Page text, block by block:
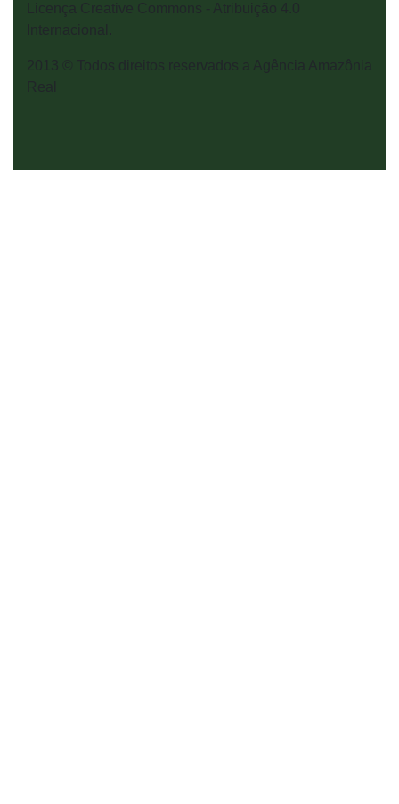
Licença Creative Commons - Atribuição 4.0
Internacional.
2013 © Todos direitos reservados a Agência Amazônia
Real